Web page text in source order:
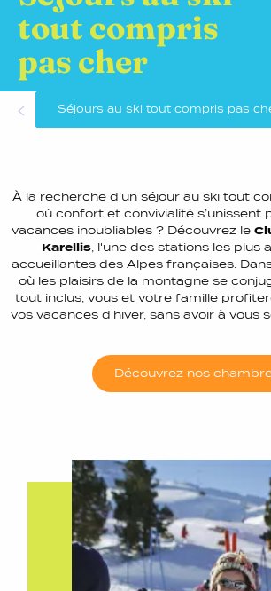
tout compris
pas cher
Séjours au ski tout compris pas
À la recherche d’un séjour au ski tout
où confort et convivialité s’unissent
vacances inoubliables ? Découvrez le
Karellis, l'une des stations les plus
accueillantes des Alpes françaises.
où les plaisirs de la montagne se
tout inclus, vous et votre famille
vos vacances d'hiver, sans avoir à vous
Découvrez nos